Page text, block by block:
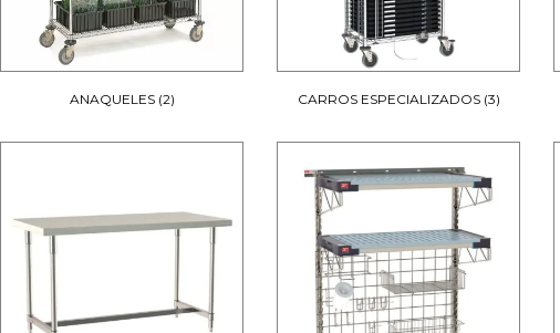
ANAQUELES (2) CARROS ESPECIALIZADOS (3)